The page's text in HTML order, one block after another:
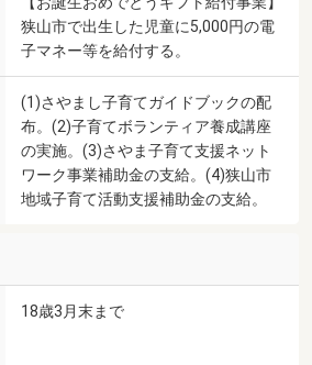
狭山市で出生した児童に5,000円の電
子マネー等を給付する。
(1)さやまし子育てガイドブックの配
布。(2)子育てボランティア養成講座
の実施。(3)さやま子育て支援ネット
ワーク事業補助金の支給。(4)狭山市
地域子育て活動支援補助金の支給。
18歳3月末まで